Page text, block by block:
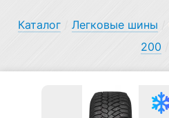
Каталог Легковые шины
200